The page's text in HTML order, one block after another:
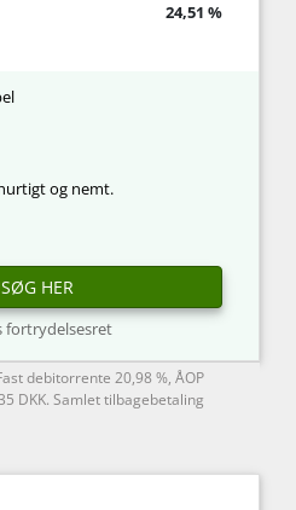
24,51 %
og nemt.
HER
fortrydelsesret
debitorrente 20,98 %, ÅOP
DKK. Samlet tilbagebetaling